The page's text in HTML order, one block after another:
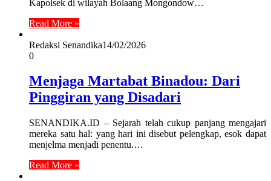
Kapolsek di wilayah Bolaang Mongondow…
Read More »
Redaksi Senandika14/02/2026
0
Menjaga Martabat Binadou: Dari
Pinggiran yang Disadari
SENANDIKA.ID – Sejarah telah cukup panjang mengajari
mereka satu hal: yang hari ini disebut pelengkap, esok dapat
menjelma menjadi penentu.…
Read More »